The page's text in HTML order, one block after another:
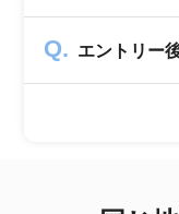
一切発生致
業のみ掲載
就職実績も
ぜひ紹介依
エントリー
ーとヒアリ